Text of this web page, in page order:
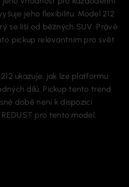
jeho flexibilitu. Model 212
se liší od běžných SUV. Právě
pickup relevantním pro svět
ukazuje, jak lze platformu
dílů. Pickup tento trend
době není k dispozici
pro tento model.